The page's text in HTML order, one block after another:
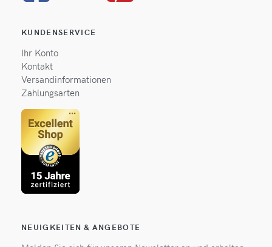
KUNDENSERVICE
Ihr Konto
Kontakt
Versandinformationen
Zahlungsarten
NEUIGKEITEN & ANGEBOTE